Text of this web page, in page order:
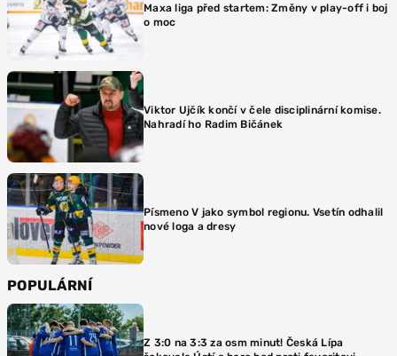
Maxa liga před startem: Změny v play-off i boj
o moc
Viktor Ujčík končí v čele disciplinární komise.
Nahradí ho Radim Bičánek
Písmeno V jako symbol regionu. Vsetín odhalil
nové loga a dresy
POPULÁRNÍ
Z 3:0 na 3:3 za osm minut! Česká Lípa